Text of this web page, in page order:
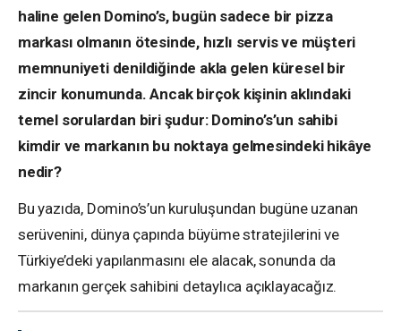
haline gelen Domino’s, bugün sadece bir pizza
markası olmanın ötesinde, hızlı servis ve müşteri
memnuniyeti denildiğinde akla gelen küresel bir
zincir konumunda. Ancak birçok kişinin aklındaki
temel sorulardan biri şudur: Domino’s’un sahibi
kimdir ve markanın bu noktaya gelmesindeki hikâye
nedir?
Bu yazıda, Domino’s’un kuruluşundan bugüne uzanan
serüvenini, dünya çapında büyüme stratejilerini ve
Türkiye’deki yapılanmasını ele alacak, sonunda da
markanın gerçek sahibini detaylıca açıklayacağız.